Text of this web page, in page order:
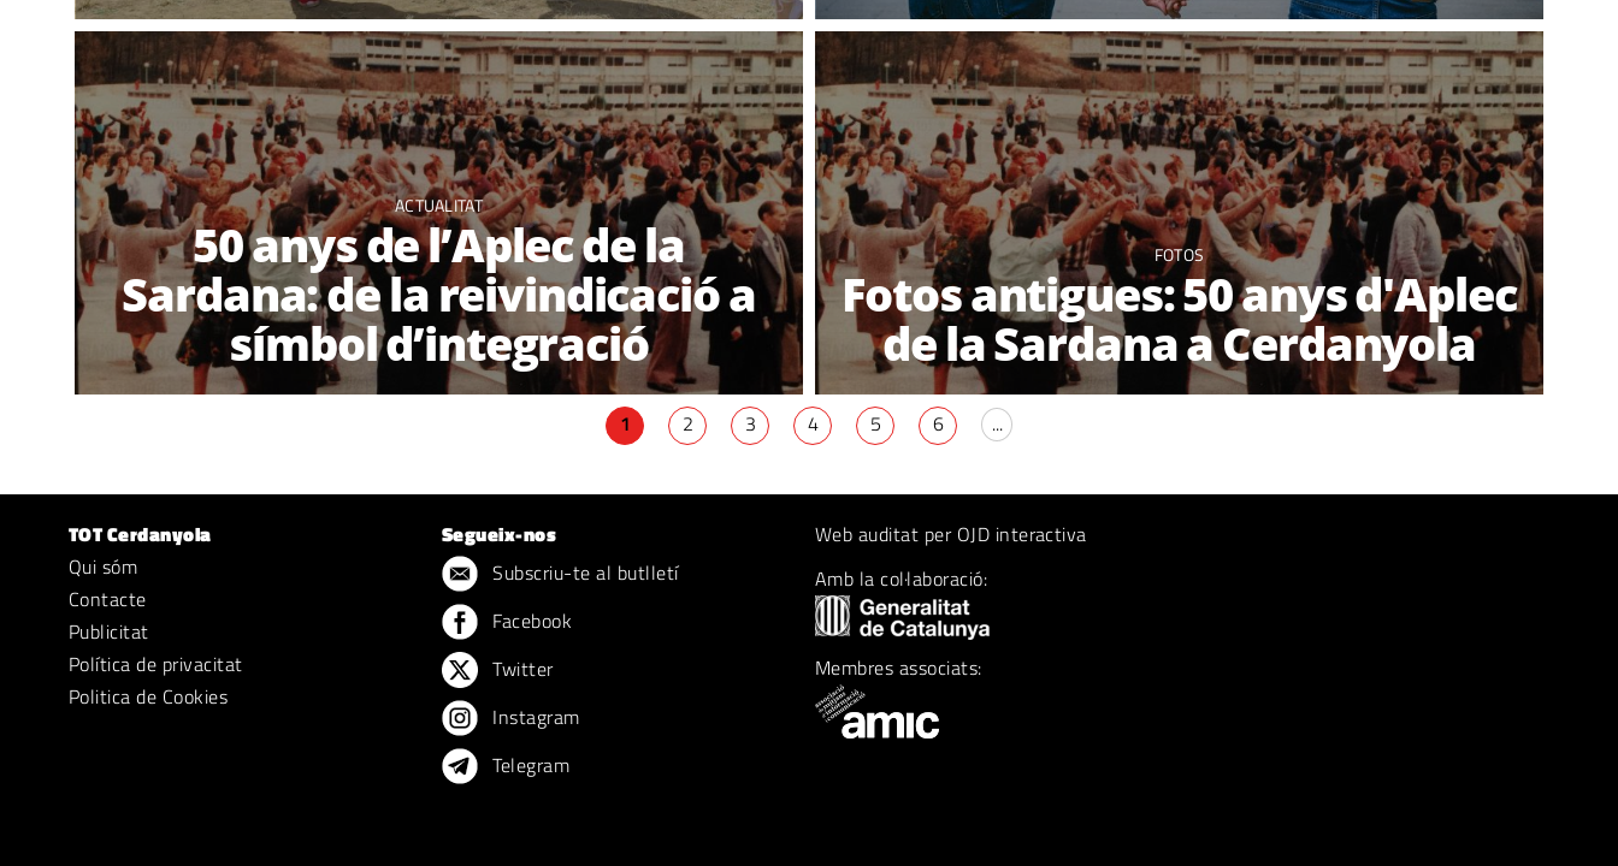
ACTUALITAT
50 anys de l’Aplec de la
Sardana: de la reivindicació a
símbol d’integració
FOTOS
Fotos antigues: 50 anys d'Aplec
de la Sardana a Cerdanyola
1 2 3 4 5 6 ...
TOT Cerdanyola
Qui sóm
Contacte
Publicitat
Política de privacitat
Politica de Cookies
Segueix-nos
Subscriu-te al butlletí
Facebook
Twitter
Instagram
Telegram
Web auditat per OJD interactiva
Amb la col·laboració:
Membres associats: